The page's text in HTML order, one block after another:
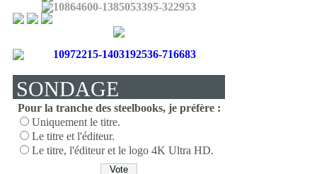
SONDAGE
Pour la tranche des steelbooks, je préfère :
Uniquement le titre.
Le titre et l'éditeur.
Le titre, l'éditeur et le logo 4K Ultra HD.